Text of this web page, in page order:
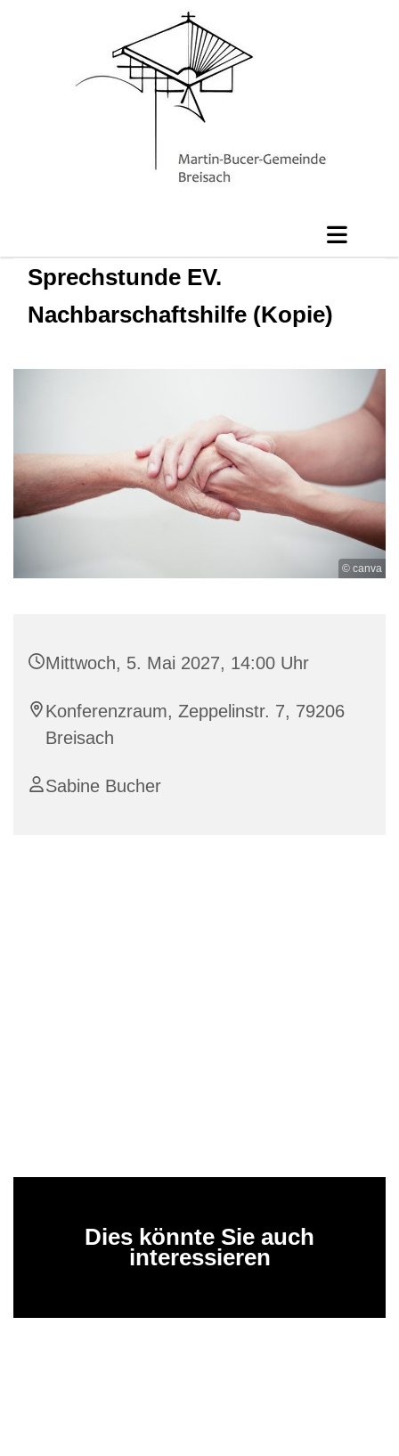
Sprechstunde EV.
Nachbarschaftshilfe (Kopie)
© canva
Mittwoch, 5. Mai 2027, 14:00 Uhr
Konferenzraum, Zeppelinstr. 7, 79206
Breisach
Sabine Bucher
Dies könnte Sie auch
interessieren